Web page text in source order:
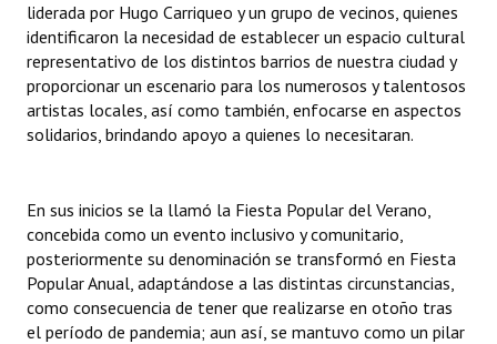
Comunicaciones
Declaraciones
Resoluciones
INSTITUCIONAL
Antiguos Pobladores
Noticias Destacadas
liderada por Hugo Carriqueo y un grupo de vecinos, quienes
identificaron la necesidad de establecer un espacio cultural
representativo de los distintos barrios de nuestra ciudad y
proporcionar un escenario para los numerosos y talentosos
artistas locales, así como también, enfocarse en aspectos
solidarios, brindando apoyo a quienes lo necesitaran.
En sus inicios se la llamó la Fiesta Popular del Verano,
concebida como un evento inclusivo y comunitario,
posteriormente su denominación se transformó en Fiesta
Popular Anual, adaptándose a las distintas circunstancias,
como consecuencia de tener que realizarse en otoño tras
el período de pandemia; aun así, se mantuvo como un pilar